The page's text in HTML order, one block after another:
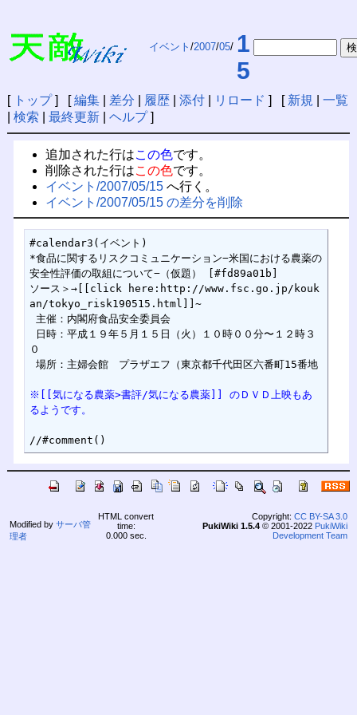
イベント /2007/05/ 1
5
[ トップ] [編集| 差分 履歴| 添付| リロード ] [ 新規
一覧
検索 最終更新| ヘルプ]
追加された行はこの色です。
削除された行はこの色です。
イベント/2007/05/15へ行く。
イベント/2007/05/15 の差分を削除
#calendar3(イベント)
*食品に関するリスクコミュニケーション−米国における農薬の
安全性評価の取組について−（仮題） [#fd89a01b]
ソース＞→[[click here:http://www.fsc.go.jp/kouk
an/tokyo_risk190515.html]]~
０
場所：主婦会館　プラザエフ（東京都千代田区六番町15番地
※[[気になる農薬>書評/気になる農薬]] のＤＶＤ上映もあ
るようです。
Modified by サーバ管
理者
HTML convert
time:
0.000 sec.
Copyright: CC BY-SA 3.0
PukiWiki 1.5.4© 2001-2022 PukiWiki
Development Team